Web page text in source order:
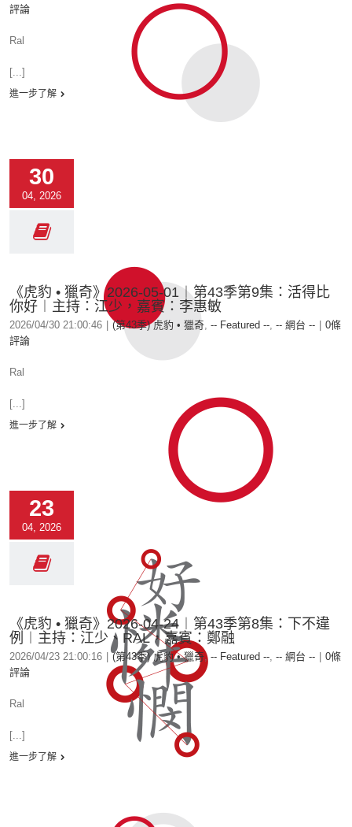
評論
Ral
[...]
進一步了解
30
04, 2026
《虎豹 • 獵奇》2026-05-01︱第43季第9集：活得比
你好︱主持：江少，嘉賓：李惠敏
2026/04/30 21:00:46 (第43季) 虎豹 • 獵奇, -- Featured --, -- 網台 --
0條
評論
Ral
[...]
進一步了解
23
04, 2026
《虎豹 • 獵奇》2026-04-24︱第43季第8集：下不違
例︱主持：江少、RAL，嘉賓：鄭融
2026/04/23 21:00:16 (第43季) 虎豹 • 獵奇, -- Featured --, -- 網台 --
0條
評論
Ral
[...]
進一步了解